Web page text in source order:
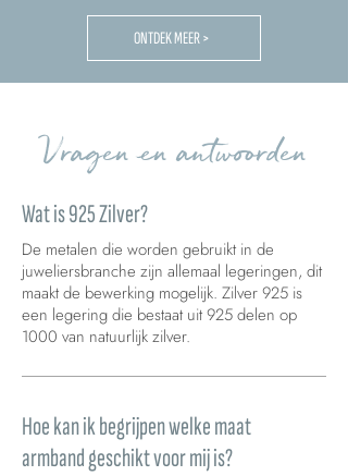
ONTDEK MEER >
Vragen en antwoorden
Wat is 925 Zilver?
De metalen die worden gebruikt in de
juweliersbranche zijn allemaal legeringen, dit
maakt de bewerking mogelijk. Zilver 925 is
een legering die bestaat uit 925 delen op
1000 van natuurlijk zilver.
Hoe kan ik begrijpen welke maat
armband geschikt voor mij is?